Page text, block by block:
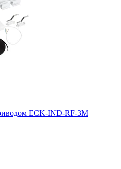
ECK-IND-RF-3M